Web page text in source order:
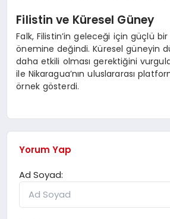
Filistin ve Küresel Güney
Falk, Filistin’in geleceği için güçlü
önemine değindi. Küresel güneyin
daha etkili olması gerektiğini
ile Nikaragua’nın uluslararası
örnek gösterdi.
Yorum Yap
Ad Soyad: